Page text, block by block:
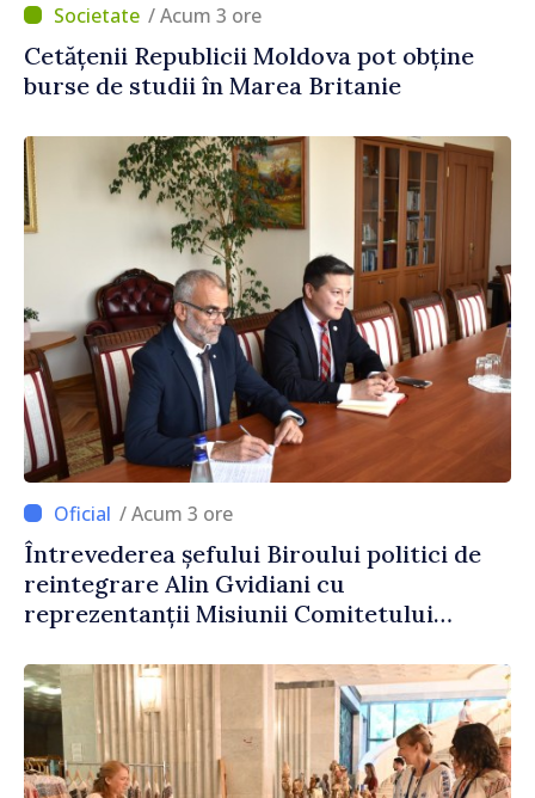
/ Acum 3 ore
Cetățenii Republicii Moldova pot obține
burse de studii în Marea Britanie
/ Acum 3 ore
Întrevederea șefului Biroului politici de
reintegrare Alin Gvidiani cu
reprezentanții Misiunii Comitetului